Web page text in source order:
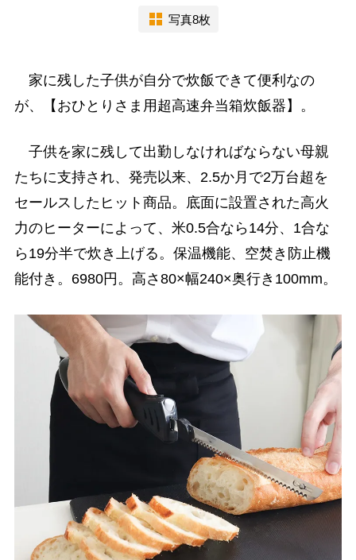
写真8枚
家に残した子供が自分で炊飯できて便利なの
が、【おひとりさま用超高速弁当箱炊飯器】。
子供を家に残して出勤しなければならない母親
たちに支持され、発売以来、2.5か月で2万台超を
セールスしたヒット商品。底面に設置された高火
力のヒーターによって、米0.5合なら14分、1合な
ら19分半で炊き上げる。保温機能、空焚き防止機
能付き。6980円。高さ80×幅240×奥行き100mm。